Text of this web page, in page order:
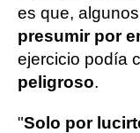
es que, algunos
presumir por
ejercicio podía
peligroso.
"Solo por